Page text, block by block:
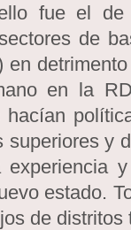
fue el
de
en
en la
y
estado.
de